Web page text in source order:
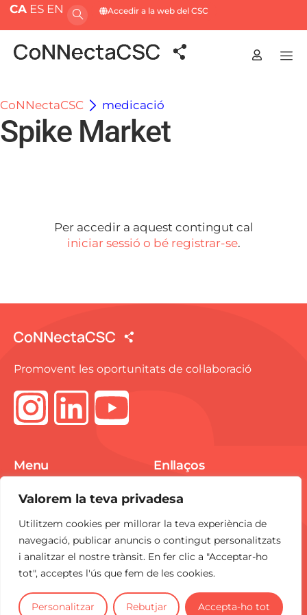
Valorem la teva privadesa
Utilitzem cookies per millorar la teva experiència de
navegació, publicar anuncis o contingut personalitzats
i analitzar el nostre trànsit. En fer clic a "Acceptar-ho
tot", acceptes l'ús que fem de les cookies.
Personalitzar Rebutjar Accepta-ho tot
CA ES EN Accedir a la web del CSC
CoNNectaCSC medicació
Spike Market
Per accedir a aquest contingut cal
iniciar sessió o bé registrar-se.
Promovent les oportunitats de col·laboració
Menu
Notícies
Contacte
Enllaços
Política de
Privacitat
CoNNecta és una iniciativa delCSC.